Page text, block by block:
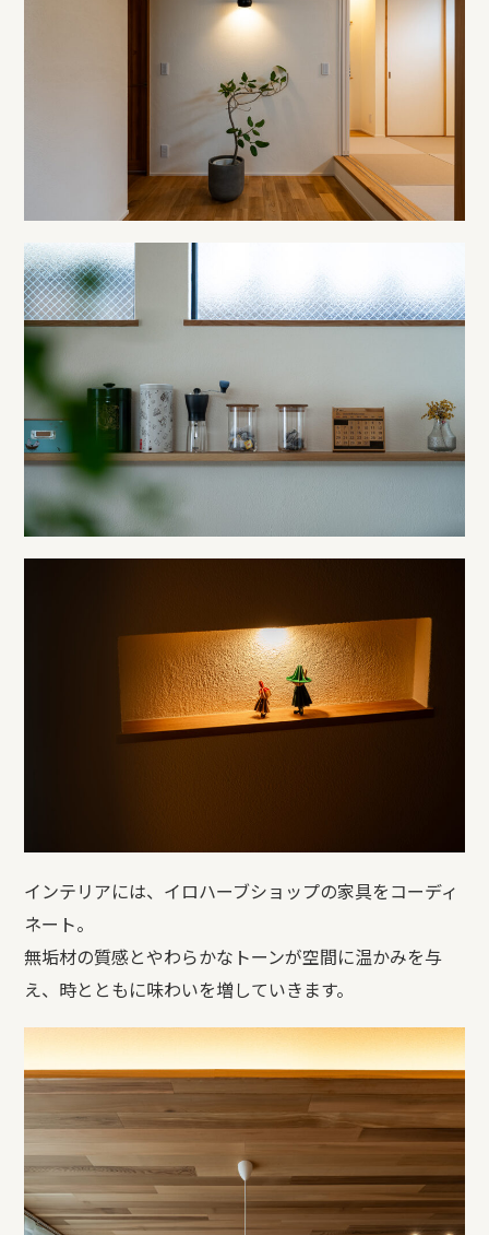
インテリアには、イロハーブショップの家具をコーディ
ネート。
無垢材の質感とやわらかなトーンが空間に温かみを与
え、時とともに味わいを増していきます。